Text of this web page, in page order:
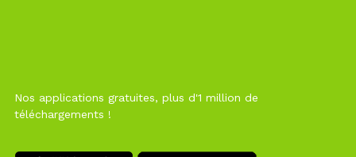
Nos applications gratuites, plus d'1 million de
téléchargements !